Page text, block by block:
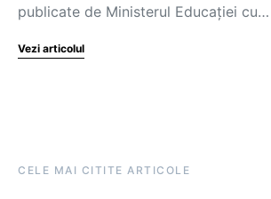
publicate de Ministerul Educației cu…
Vezi articolul
CELE MAI CITITE ARTICOLE